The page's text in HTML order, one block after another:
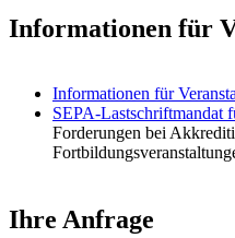
Informationen für
Informationen für
SEPA-Lastschriftmandat
Forderungen bei
Ihre Anfrage